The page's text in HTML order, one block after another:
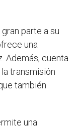
parte a su
una
Además, cuenta
transmisión
también
una